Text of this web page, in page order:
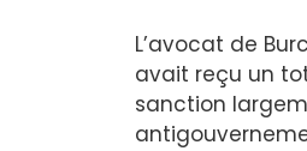
L’avocat de
avait reçu un
sanction